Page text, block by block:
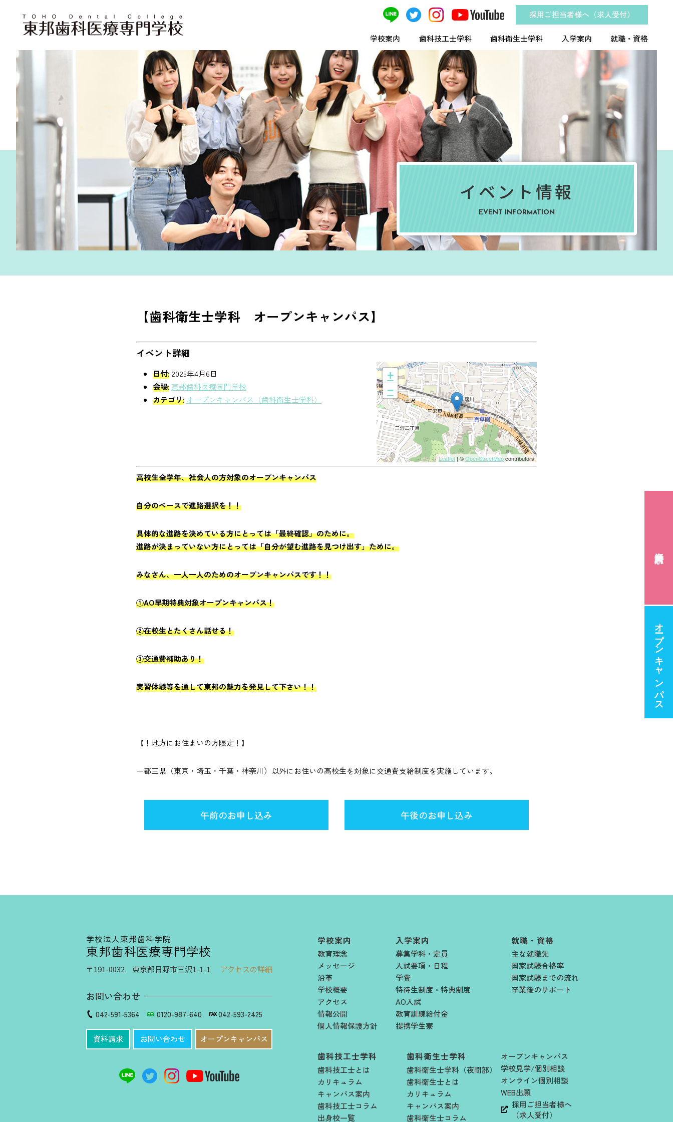
採用ご担当者様へ（求人受付）
学校案内 歯科技工士学科 歯科衛生士学科 入学案内 就職・資格
イベント情報
EVENT INFORMATION
【歯科衛生士学科 オープンキャンパス】
イベント詳細
日付: 2025年4月6日
会場: 東邦歯科医療専門学校
カテゴリ: オープンキャンパス（歯科衛生士学科）
+
−
Leaflet | ©OpenStreetMapcontributors
高校生全学年、社会人の方対象のオープンキャンパス
自分のペースで進路選択を！！
具体的な進路を決めている方にとっては「最終確認」のために。
進路が決まっていない方にとっては「自分が望む進路を見つけ出す」ために。
みなさん、一人一人のためのオープンキャンパスです！！
①AO早期特典対象オープンキャンパス！
②在校生とたくさん話せる！
③交通費補助あり！
実習体験等を通して東邦の魅力を発見して下さい！！
【！地方にお住まいの方限定！】
一都三県（東京・埼玉・千葉・神奈川）以外にお住いの高校生を対象に交通費支給制度を実施しています。
午前のお申し込み 午後のお申し込み
学校法人東邦歯科学院
東邦歯科医療専門学校
〒191-0032 東京都日野市三沢1-1-1 アクセスの詳細
お問い合わせ
042-591-5364 0120-987-640 042-593-2425
資料請求 お問い合わせ オープンキャンパス
学校案内
教育理念
メッセージ
沿革
学校概要
アクセス
情報公開
個人情報保護方針
入学案内
募集学科・定員
入試要項・日程​
学費​
特待生制度・特典制度
AO入試
教育訓練給付金
提携学生寮
就職・資格
主な就職先
国家試験合格率
国家試験までの流れ
卒業後のサポート
歯科技工士学科
歯科技工士とは
カリキュラム
キャンパス案内
歯科技工士コラム
出身校一覧
歯科衛生士学科
歯科衛生士学科（夜間部）
歯科衛生士とは
カリキュラム
キャンパス案内
歯科衛生士コラム
オープンキャンパス
学校見学/個別相談
オンライン個別相談
WEB出願
採用ご担当者様へ
（求人受付）
オープンキャンパス